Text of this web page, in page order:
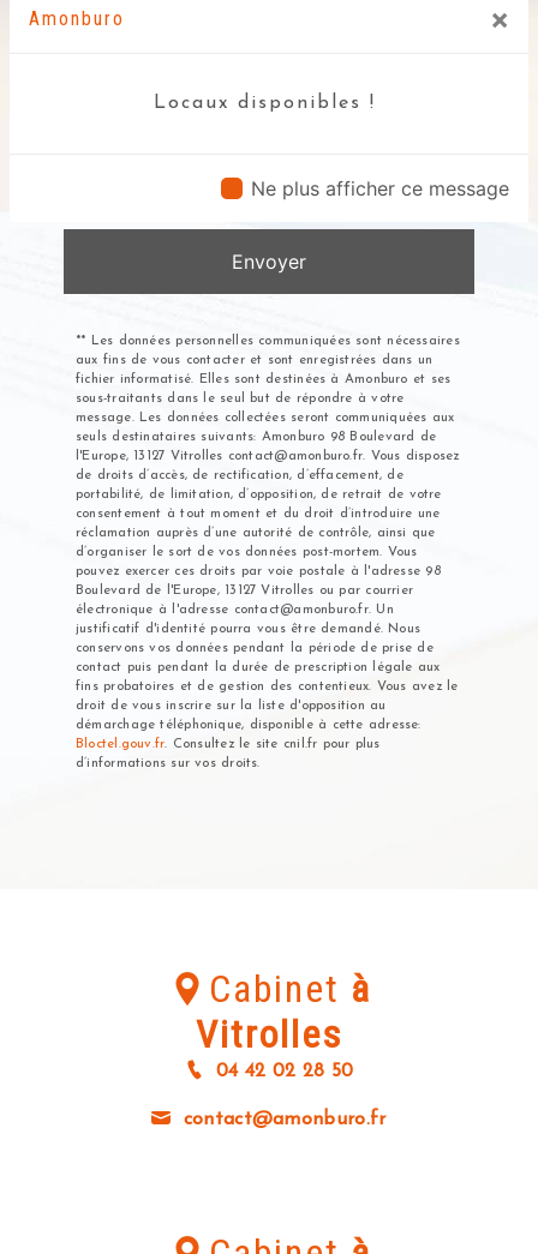
Amonburo ×
Locaux disponibles !
Ne plus afficher ce message
conditions particulières ci-dessous **
Envoyer
** Les données personnelles communiquées sont nécessaires
aux fins de vous contacter et sont enregistrées dans un
fichier informatisé. Elles sont destinées à Amonburo et ses
sous-traitants dans le seul but de répondre à votre
message. Les données collectées seront communiquées aux
seuls destinataires suivants: Amonburo 98 Boulevard de
l'Europe, 13127 Vitrolles contact@amonburo.fr. Vous disposez
de droits d’accès, de rectification, d’effacement, de
portabilité, de limitation, d’opposition, de retrait de votre
consentement à tout moment et du droit d’introduire une
réclamation auprès d’une autorité de contrôle, ainsi que
d’organiser le sort de vos données post-mortem. Vous
pouvez exercer ces droits par voie postale à l'adresse 98
Boulevard de l'Europe, 13127 Vitrolles ou par courrier
électronique à l'adresse contact@amonburo.fr. Un
justificatif d'identité pourra vous être demandé. Nous
conservons vos données pendant la période de prise de
contact puis pendant la durée de prescription légale aux
fins probatoires et de gestion des contentieux. Vous avez le
droit de vous inscrire sur la liste d'opposition au
démarchage téléphonique, disponible à cette adresse:
Bloctel.gouv.fr. Consultez le site cnil.fr pour plus
d’informations sur vos droits.
Cabinet à
Vitrolles
04 42 02 28 50
contact@amonburo.fr